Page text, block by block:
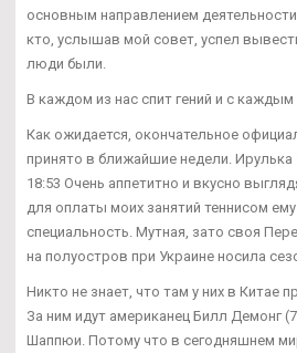
основным направлением деятельности
кто, услышав мой совет, успел
люди были.
В каждом из нас спит гений и с каждым
Как ожидается, окончательное
принято в ближайшие недели.
18:53 Очень аппетитно и вкусно
для оплаты моих занятий теннисом
специальность. Мутная, зато своя
на полуостров при Украине носила
Никто не знает, что там у них в Китае
За ним идут американец Билл Демонг
Шаппюи. Потому что в сегодняшнем